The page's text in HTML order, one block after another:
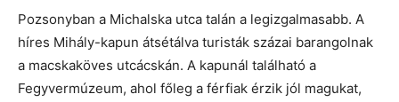
Pozsonyban a Michalska utca talán a legizgalmasabb. A
híres Mihály-kapun átsétálva turisták százai barangolnak
a macskaköves utcácskán. A kapunál található a
Fegyvermúzeum, ahol főleg a férfiak érzik jól magukat,